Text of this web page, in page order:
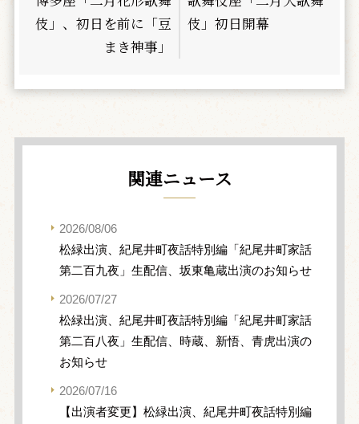
伎」、初日を前に「豆
まき神事」
伎」初日開幕
関連ニュース
2026/08/06
松緑出演、紀尾井町夜話特別編「紀尾井町家話
第二百九夜」生配信、坂東亀蔵出演のお知らせ
2026/07/27
松緑出演、紀尾井町夜話特別編「紀尾井町家話
第二百八夜」生配信、時蔵、新悟、青虎出演の
お知らせ
2026/07/16
【出演者変更】松緑出演、紀尾井町夜話特別編